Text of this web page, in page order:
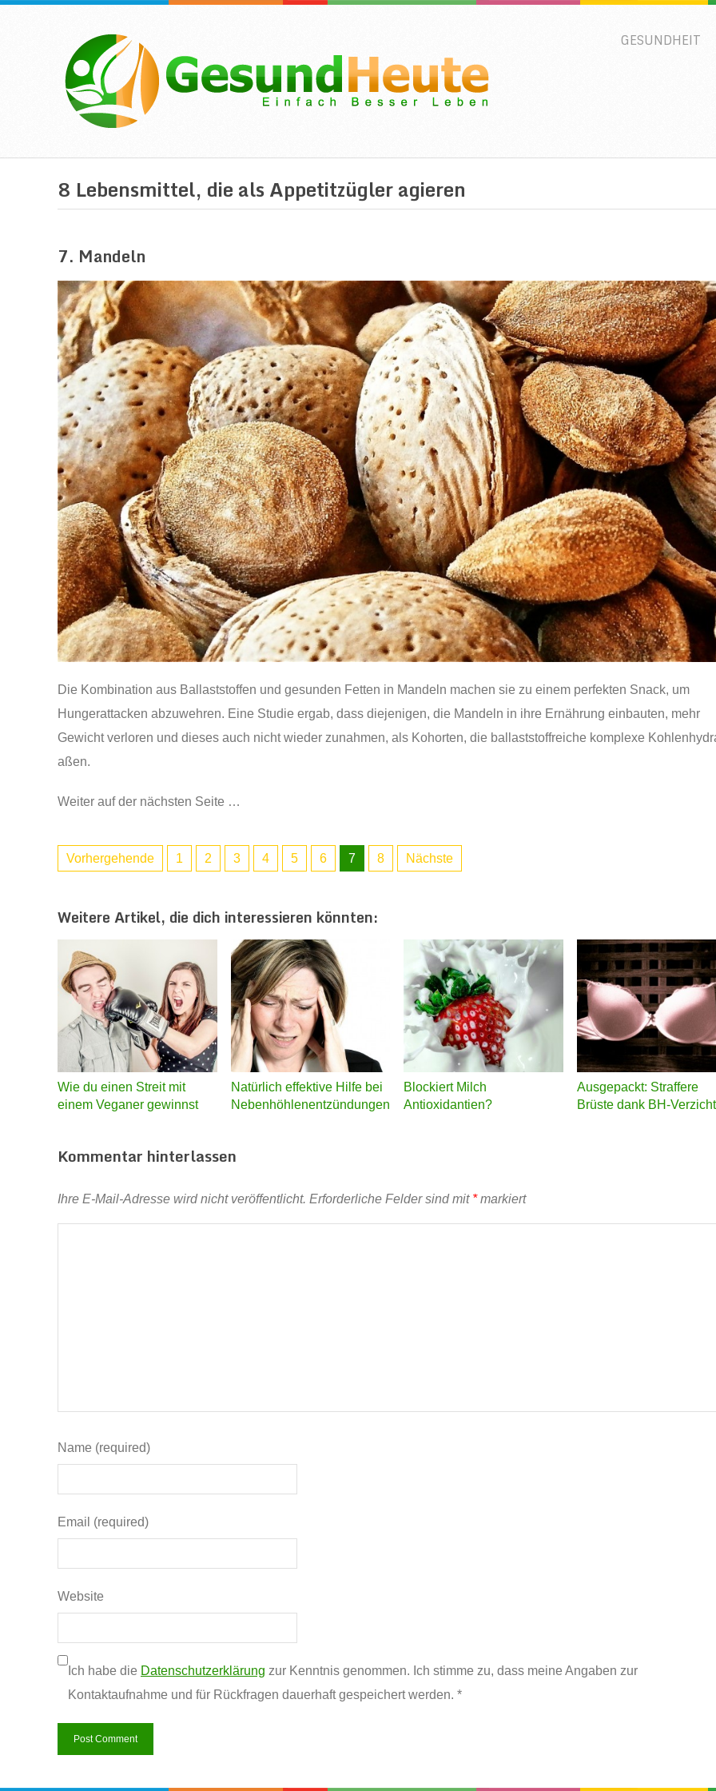
GESUNDHEIT
8 Lebensmittel, die als Appetitzügler agieren
7. Mandeln
Die Kombination aus Ballaststoffen und gesunden Fetten in Mandeln machen sie zu einem perfekten Snack, um
Hungerattacken abzuwehren. Eine Studie ergab, dass diejenigen, die Mandeln in ihre Ernährung einbauten, mehr
Gewicht verloren und dieses auch nicht wieder zunahmen, als Kohorten, die ballaststoffreiche komplexe
aßen.
Weiter auf der nächsten Seite …
Vorhergehende 1 2 3 4 5 6 7 8 Nächste
Weitere Artikel, die dich interessieren könnten:
Wie du einen Streit mit
einem Veganer gewinnst
Natürlich effektive Hilfe bei
Nebenhöhlenentzündungen
Blockiert Milch
Antioxidantien?
Ausgepackt: Straffere
Brüste dank BH-
Kommentar hinterlassen
Ihre E-Mail-Adresse wird nicht veröffentlicht. Erforderliche Felder sind mit *markiert
Name (required)
Email (required)
Website
Ich habe die Datenschutzerklärung zur Kenntnis genommen. Ich stimme zu, dass meine Angaben zur
Kontaktaufnahme und für Rückfragen dauerhaft gespeichert werden. *